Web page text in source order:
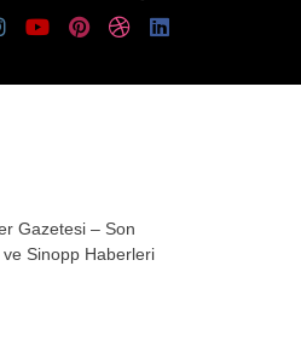
WhatsApp İhbar
Hattı